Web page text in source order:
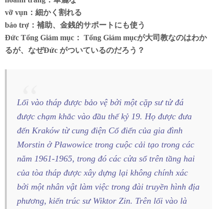
vỡ vụn：細かく割れる
bảo trợ：補助、金銭的サポートにも使う
Đức Tổng Giám mục： Tổng Giám mụcが大司教なのはわか
るが、なぜĐức がついているのだろう？
Lối vào tháp được bảo vệ bởi một cặp sư tử đá
được chạm khắc vào đầu thế kỷ 19. Họ được đưa
đến Kraków từ cung điện Cổ điển của gia đình
Morstin ở Pławowice trong cuộc cải tạo trong các
năm 1961-1965, trong đó các cửa sổ trên tầng hai
của tòa tháp được xây dựng lại không chính xác
bởi một nhân vật làm việc trong đài truyền hình địa
phương, kiến trúc sư Wiktor Zin. Trên lối vào là